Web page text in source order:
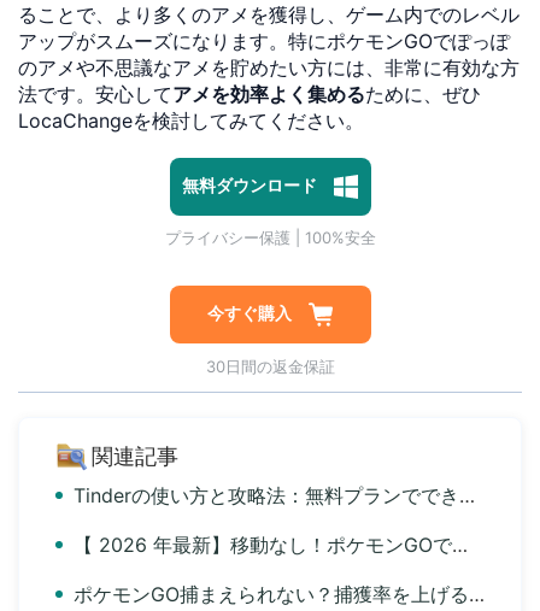
ることで、より多くのアメを獲得し、ゲーム内でのレベル
アップがスムーズになります。特にポケモンGOでぽっぽ
のアメや不思議なアメを貯めたい方には、非常に有効な方
法です。安心してアメを効率よく集めるために、ぜひ
LocaChangeを検討してみてください。
無料ダウンロード
プライバシー保護 | 100%安全
マルウェアなし | 広告なし
1対1専門技術サポート
プライバシー保護 | 100%安全
今すぐ購入
30日間の返金保証
関連記事
Tinderの使い方と攻略法：無料プランでできることから位置情報の変更まで詳細ガイド
【 2026 年最新】移動なし！ポケモンGOでチート完全ガイド｜iPhone・Android対応
ポケモンGO捕まえられない？捕獲率を上げるコツを解説！